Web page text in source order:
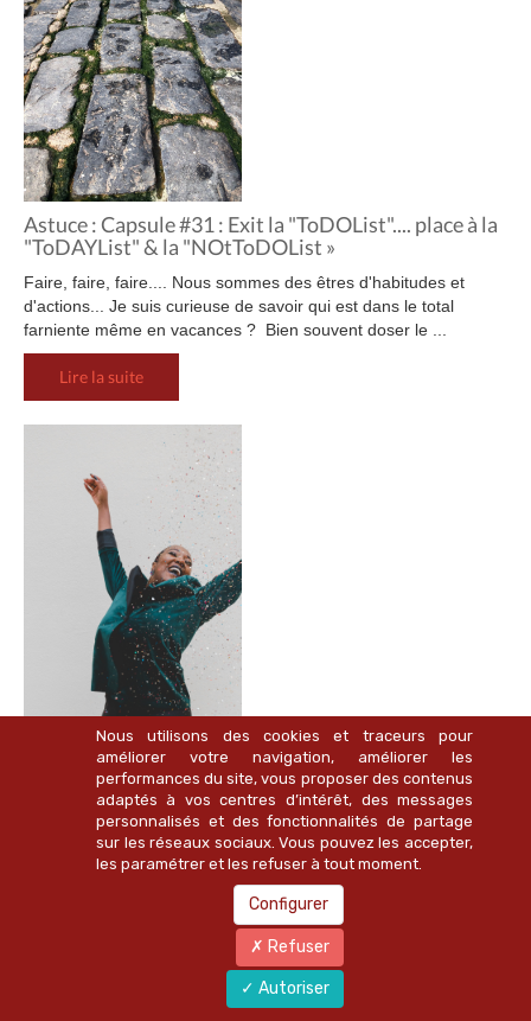
Astuce : Capsule #31 : Exit la "ToDOList".... place à la
"ToDAYList" & la "NOtToDOList »
Faire, faire, faire.... Nous sommes des êtres d'habitudes et
d'actions... Je suis curieuse de savoir qui est dans le total
farniente même en vacances ? Bien souvent doser le ...
Lire la suite
5 solutions concrètes pour booster sa confiance en
Arrêtez de vous sous-estimer, de vous négliger et évitez de
perdre confiance et vitalité. Voici 5 solutions concrètes qui vont
améliorer votre confiance en vous....
Nous utilisons des cookies et traceurs pour
améliorer votre navigation, améliorer les
performances du site, vous proposer des contenus
adaptés à vos centres d’intérêt, des messages
personnalisés et des fonctionnalités de partage
sur les réseaux sociaux. Vous pouvez les accepter,
les paramétrer et les refuser à tout moment.
Configurer
Refuser
Autoriser